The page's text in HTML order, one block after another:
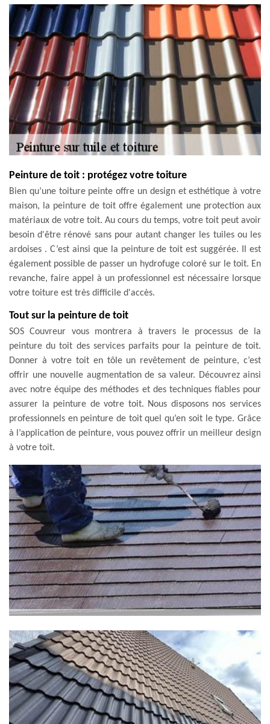
Peinture de toit : protégez votre toiture
Bien qu’une toiture peinte offre un design et esthétique à votre
maison, la peinture de toit offre également une protection aux
matériaux de votre toit. Au cours du temps, votre toit peut avoir
besoin d'être rénové sans pour autant changer les tuiles ou les
ardoises . C’est ainsi que la peinture de toit est suggérée. Il est
également possible de passer un hydrofuge coloré sur le toit. En
revanche, faire appel à un professionnel est nécessaire lorsque
votre toiture est très difficile d'accès.
Tout sur la peinture de toit
SOS Couvreur vous montrera à travers le processus de la
peinture du toit des services parfaits pour la peinture de toit.
Donner à votre toit en tôle un revêtement de peinture, c’est
offrir une nouvelle augmentation de sa valeur. Découvrez ainsi
avec notre équipe des méthodes et des techniques fiables pour
assurer la peinture de votre toit. Nous disposons nos services
professionnels en peinture de toit quel qu’en soit le type. Grâce
à l’application de peinture, vous pouvez offrir un meilleur design
à votre toit.